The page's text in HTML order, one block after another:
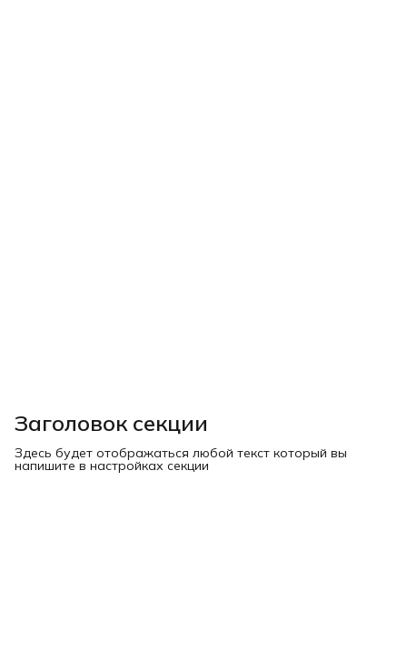
Заголовок секции
Здесь будет отображаться любой текст который вы
напишите в настройках секции